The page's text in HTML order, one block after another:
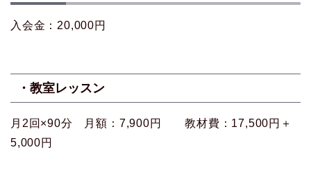
入会金：20,000円
・教室レッスン
月2回×90分 月額：7,900円 教材費：17,500円＋
5,000円